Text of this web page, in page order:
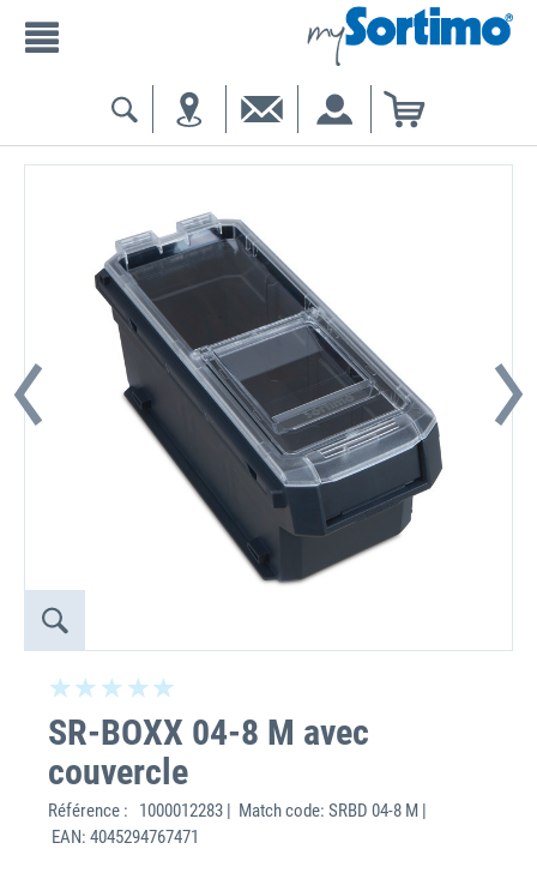
SR-BOXX 04-8 M avec
couvercle
Référence :
1000012283 | Match code: SRBD 04-8 M |
EAN: 4045294767471